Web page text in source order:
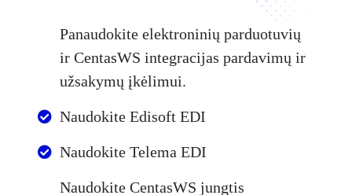
Panaudokite elektroninių parduotuvių
ir CentasWS integracijas pardavimų ir
užsakymų įkėlimui.
Naudokite Edisoft EDI
Naudokite Telema EDI
Naudokite CentasWS jungtis